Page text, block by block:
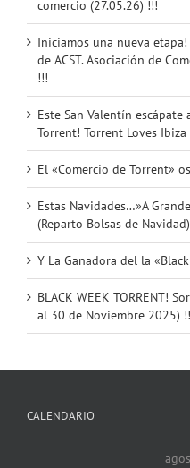
comercio (27.05.26) !!!
Iniciamos una nueva
de ACST. Asociación de
!!!
Este San Valentín
Torrent! Torrent Loves
El «Comercio de Torrent»
Estas Navidades…»A
(Reparto Bolsas de
Y La Ganadora del la
BLACK WEEK TORRENT!
al 30 de Noviembre 2025) !!
CALENDARIO